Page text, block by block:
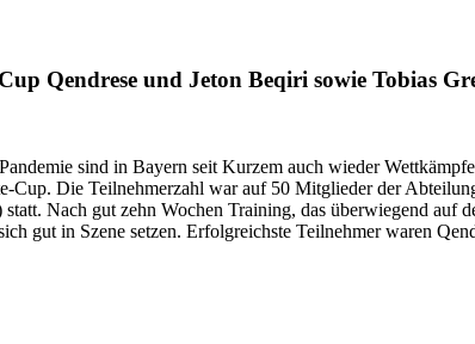
Qendrese und Jeton Beqiri sowie Tobias
sind in Bayern seit Kurzem auch wieder
Die Teilnehmerzahl war auf 50 Mitglieder der
Nach gut zehn Wochen Training, das überwiegend auf
gut in Szene setzen. Erfolgreichste Teilnehmer waren